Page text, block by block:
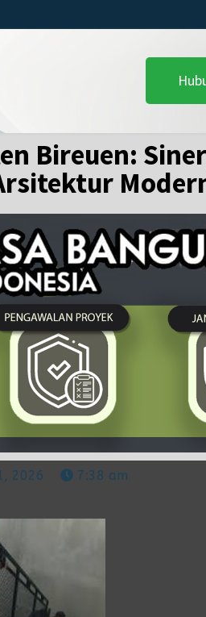
Bireuen:
2026 7:38 am